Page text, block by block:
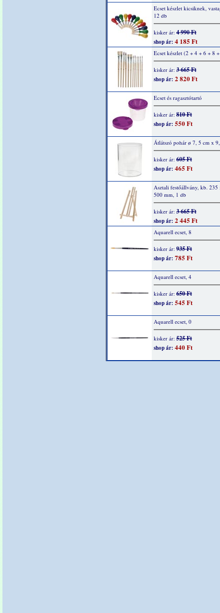
Ecset készlet kicsiknek,
12 db
kisker ár: 4 990 Ft
shop ár: 4 185 Ft
Ecset készlet (2 + 4 + 6 + 8
kisker ár: 3 665 Ft
shop ár: 2 820 Ft
Ecset és ragasztótartó
kisker ár: 810 Ft
shop ár: 550 Ft
Átlátszó pohár ø 7, 5 cm x
kisker ár: 605 Ft
shop ár: 465 Ft
Asztali festőállvány, kb.
500 mm, 1 db
kisker ár: 3 665 Ft
shop ár: 2 445 Ft
Aquarell ecset, 8
kisker ár: 935 Ft
shop ár: 785 Ft
Aquarell ecset, 4
kisker ár: 650 Ft
shop ár: 545 Ft
Aquarell ecset, 0
kisker ár: 525 Ft
shop ár: 440 Ft